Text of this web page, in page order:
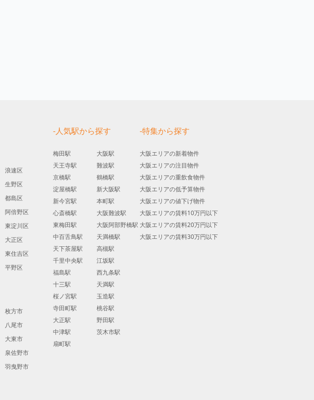
浪速区
生野区
都島区
阿倍野区
東淀川区
大正区
東住吉区
平野区
枚方市
八尾市
大東市
泉佐野市
羽曳野市
-人気駅から探す
梅田駅
大阪駅
天王寺駅
難波駅
京橋駅
鶴橋駅
淀屋橋駅
新大阪駅
新今宮駅
本町駅
心斎橋駅
大阪難波駅
東梅田駅
大阪阿部野橋駅
中百舌鳥駅
天満橋駅
天下茶屋駅
高槻駅
千里中央駅
江坂駅
福島駅
西九条駅
十三駅
天満駅
桜ノ宮駅
玉造駅
寺田町駅
桃谷駅
大正駅
野田駅
中津駅
茨木市駅
扇町駅
-特集から探す
大阪エリアの新着物件
大阪エリアの注目物件
大阪エリアの重飲食物件
大阪エリアの低予算物件
大阪エリアの値下げ物件
大阪エリアの賃料10万円以下
大阪エリアの賃料20万円以下
大阪エリアの賃料30万円以下